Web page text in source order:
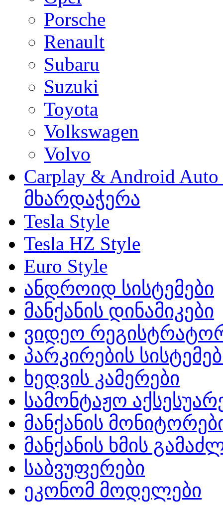
Porsche
Renault
Subaru
Suzuki
Toyota
Volkswagen
Volvo
Carplay & Android
მხარდაჭერა
Tesla Style
Tesla HZ Style
Euro Style
ანდროიდ სისტემები
მანქანის დინამიკები
ვიდეო
პარკირების
ხედვის კამერები
სამონტაჟო
მანქანის
მანქანის ხმის
საბვუფერები
ეკონომ მოდელები